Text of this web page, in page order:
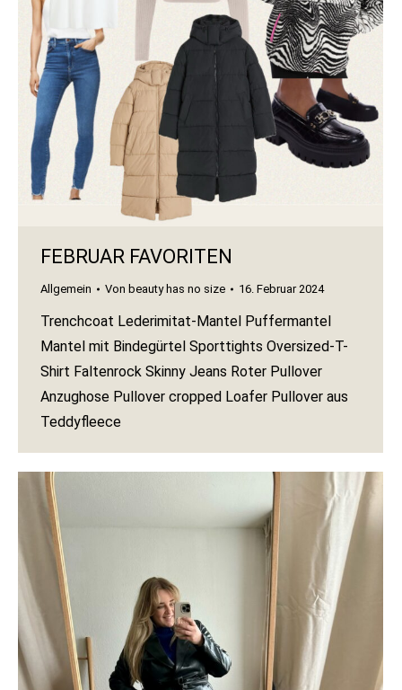
FEBRUAR FAVORITEN
Allgemein Von beauty has no size 16. Februar 2024
Trenchcoat Lederimitat-Mantel Puffermantel
Mantel mit Bindegürtel Sporttights Oversized-T-
Shirt Faltenrock Skinny Jeans Roter Pullover
Anzughose Pullover cropped Loafer Pullover aus
Teddyfleece